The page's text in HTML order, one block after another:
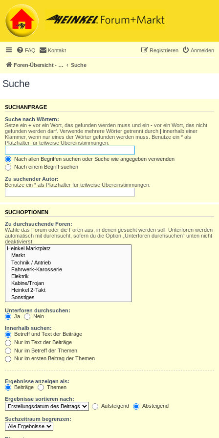
FAQ Kontakt Anmelden
Registrieren
Foren-Übersicht - ACHTUNG! Neuregistrierung nur noch für Heinkel-Club-Mitglieder! Suche
Suche
SUCHANFRAGE
Suche nach Wörtern:
Setze ein + vor ein Wort, das gefunden werden muss und ein - vor ein Wort, das nicht
gefunden werden darf. Verwende mehrere Wörter getrennt durch | innerhalb einer
Klammer, wenn nur eines der Wörter gefunden werden muss. Benutze ein * als
Platzhalter für teilweise Übereinstimmungen.
Nach allen Begriffen suchen oder Suche wie angegeben verwenden
Nach einem Begriff suchen
Zu suchender Autor:
Benutze ein * als Platzhalter für teilweise Übereinstimmungen.
SUCHOPTIONEN
Zu durchsuchende Foren:
Wähle das Forum oder die Foren aus, in denen gesucht werden soll. Unterforen werden
automatisch mit durchsucht, sofern du die Option „Unterforen durchsuchen“ unten nicht
deaktivierst.
Unterforen durchsuchen:
Ja
Nein
Innerhalb suchen:
Betreff und Text der Beiträge
Nur im Text der Beiträge
Nur im Betreff der Themen
Nur im ersten Beitrag der Themen
Ergebnisse anzeigen als:
Beiträge
Themen
Ergebnisse sortieren nach:
Aufsteigend
Absteigend
Suchzeitraum begrenzen: